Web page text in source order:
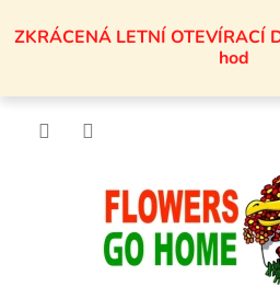
naZKRÁCENÁ LETNÍ OTEVÍRACÍ
hod